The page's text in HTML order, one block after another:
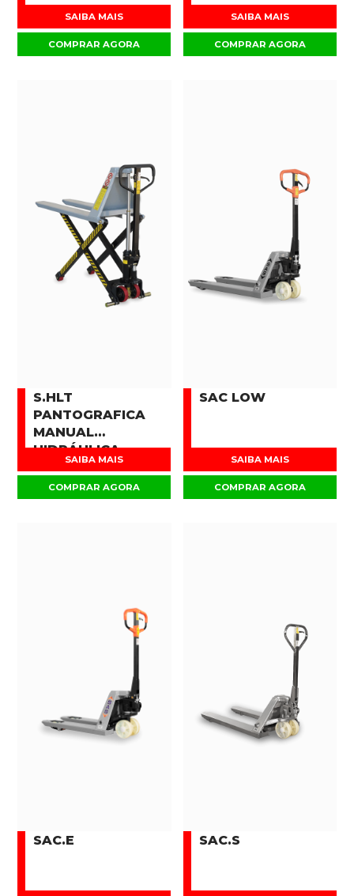
SAIBA MAIS
COMPRAR AGORA
SAIBA MAIS
COMPRAR AGORA
S.HLT
PANTOGRAFICA
MANUAL
HIDRÁULICA
SAIBA MAIS
COMPRAR AGORA
SAC LOW
SAIBA MAIS
COMPRAR AGORA
SAC.E SAC.S